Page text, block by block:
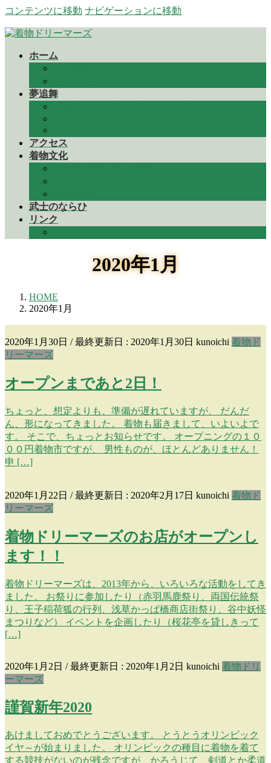
コンテンツに移動 ナビゲーションに移動
ホーム
夢追舞
アクセス
着物文化
武士のならひ
リンク
2020年1月
HOME
2020年1月
2020年1月30日 / 最終更新日 : 2020年1月30日 kunoichi 着物ド
リーマーズ
オープンまであと2日！
ちょっと、想定よりも、準備が遅れていますが、 だんだ
ん、形になってきました。 着物も届きまして、いよいよで
す。 そこで、ちょっとお知らせです。 オープニングの１０
００円着物市ですが、 男性ものが、ほとんどありません！
申 […]
2020年1月22日 / 最終更新日 : 2020年2月17日 kunoichi 着物ド
リーマーズ
着物ドリーマーズのお店がオープンし
ます！！
着物ドリーマーズは、2013年から、いろいろな活動をしてき
ました。 お祭りに参加したり（赤羽馬鹿祭り、両国伝統祭
り、王子稲荷狐の行列、浅草かっぱ橋商店街祭り、谷中妖怪
まつりなど） イベントを企画したり（桜花亭を貸しきって
[…]
2020年1月2日 / 最終更新日 : 2020年1月2日 kunoichi 着物ドリ
ーマーズ
謹賀新年2020
あけましておめでとうございます。 とうとうオリンピック
イヤ～が始まりました。 オリンピックの種目に着物を着て
する競技がないのが残念ですが、かろうじて、剣道とか柔道